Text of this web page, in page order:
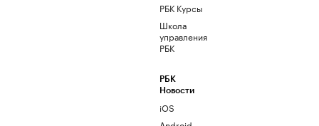
РБК Курсы
Школа
управления
РБК
РБК
Новости
iOS